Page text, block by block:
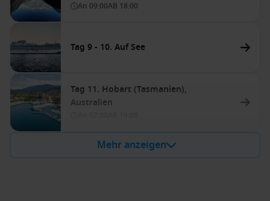
An 09:00AB 18:00
Tag 9 - 10. Auf See
Tag 11. Hobart (Tasmanien),
Australien
Mehr anzeigen